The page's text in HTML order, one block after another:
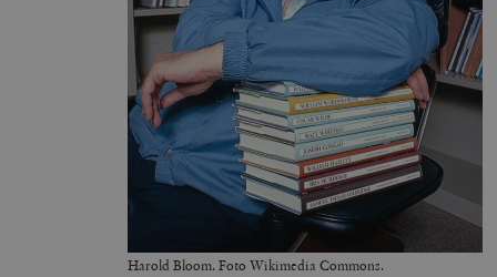
Harold Bloom. Foto Wikimedia Commons.